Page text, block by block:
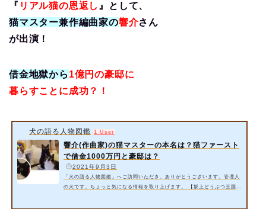
『 リアル猫の恩返し 』として、
猫マスター兼作編曲家の響介さん
が出演！
借金地獄から 1億円の豪邸に
暮らすことに成功？！
犬の語る人物図鑑 1 User
響介(作曲家)の猫マスターの本名は？猫ファースト
で借金1000万円と豪邸は？
2021年9月3日
「犬の語る人物図鑑」へご訪問いただき、ありがとうございます。管理人
の犬です。ちょっと気になる情報を取り上げます。 【坂上どうぶつ王国】